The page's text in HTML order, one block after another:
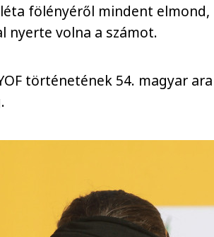
fölényéről mindent
nyerte volna a számot.
történetének 54. magyar